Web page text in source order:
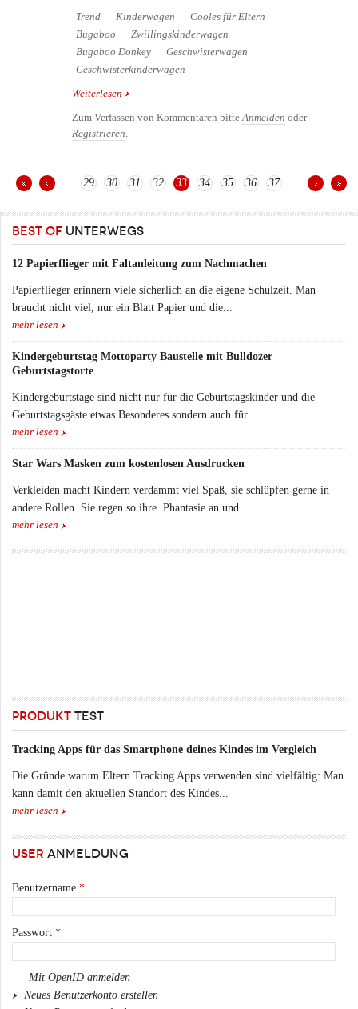
Trend Kinderwagen
Cooles für Eltern
Bugaboo
Zwillingskinderwagen
Bugaboo Donkey
Geschwisterwagen
Geschwisterkinderwagen
Weiterlesen über Bugaboo Donkey Kinderwagen für Eltern von
Zum Verfassen von Kommentaren bitte Anmelden oder
Registrieren
29 30 31 32 33 34 35 36 37
BEST OF UNTERWEGS
12 Papierflieger mit Faltanleitung zum Nachmachen
Papierflieger erinnern viele sicherlich an die eigene Schulzeit. Man
braucht nicht viel, nur ein Blatt Papier und die...
mehr lesen
Kindergeburtstag Mottoparty Baustelle mit Bulldozer
Geburtstagstorte
Kindergeburtstage sind nicht nur für die Geburtstagskinder und die
Geburtstagsgäste etwas Besonderes sondern auch für...
mehr lesen
Star Wars Masken zum kostenlosen Ausdrucken
Verkleiden macht Kindern verdammt viel Spaß, sie schlüpfen gerne in
andere Rollen. Sie regen so ihre Phantasie an und...
mehr lesen
PRODUKT TEST
Tracking Apps für das Smartphone deines Kindes im Vergleich
Die Gründe warum Eltern Tracking Apps verwenden sind vielfältig: Man
kann damit den aktuellen Standort des Kindes...
mehr lesen
USER ANMELDUNG
Benutzername *
Passwort *
Mit OpenID anmelden
Neues Benutzerkonto erstellen